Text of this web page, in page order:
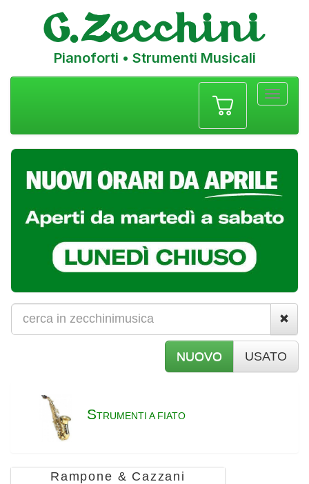
Pianoforti • Strumenti Musicali
NUOVO USATO
STRUMENTI A FIATO
Rampone & Cazzani